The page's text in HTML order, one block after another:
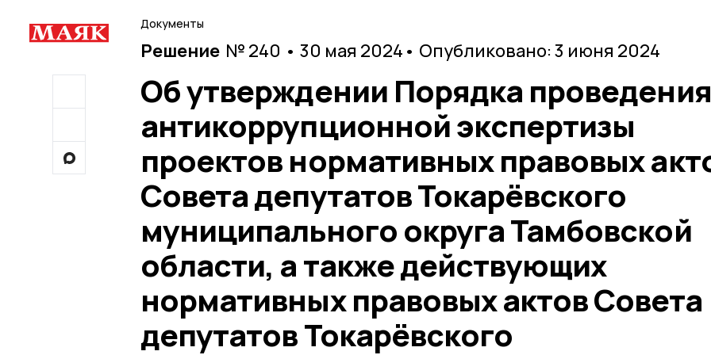
Документы
Решение № 240 • 30 мая 2024 • Опубликовано: 3 июня 2024
Об утверждении Порядка проведения
антикоррупционной экспертизы
проектов нормативных правовых
Совета депутатов Токарёвского
муниципального округа Тамбовской
области, а также действующих
нормативных правовых актов Совета
депутатов Токарёвского